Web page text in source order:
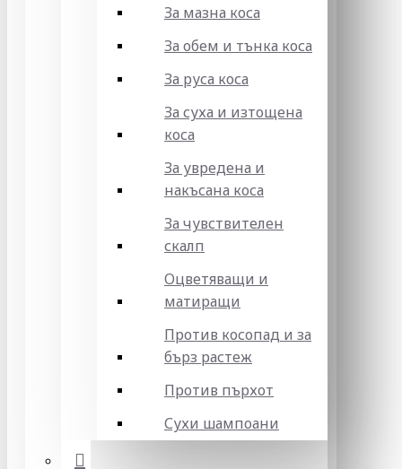
За мазна коса
За обем и тънка коса
За руса коса
За суха и изтощена
коса
За увредена и
накъсана коса
За чувствителен
скалп
Оцветяващи и
матиращи
Против косопад и за
бърз растеж
Против пърхот
Сухи шампоани